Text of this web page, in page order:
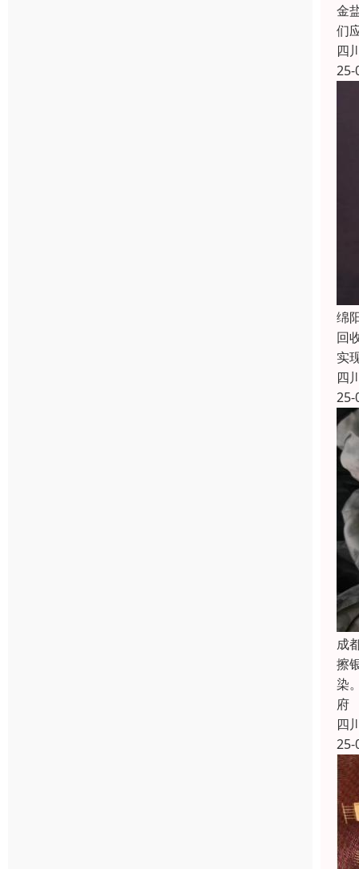
金
们
四
25-
绵
回
实
四
25-
成
擦
染
府
四
25-